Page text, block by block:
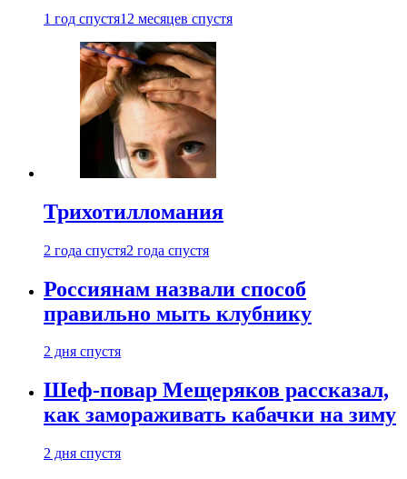
1 год спустя12 месяцев спустя
Трихотилломания
2 года спустя2 года спустя
Россиянам назвали способ
правильно мыть клубнику
2 дня спустя
Шеф-повар Мещеряков рассказал,
как замораживать кабачки на зиму
2 дня спустя